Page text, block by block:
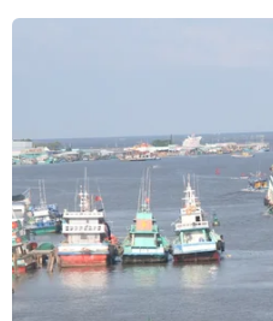
Núi lửa Ontake tạo ra một cột
Ít nhất 7 người bị bất
thương sau khi núi lửa
trào ở miền Trung Nhật
27/9.
Ngọn núi lửa nằm giữa